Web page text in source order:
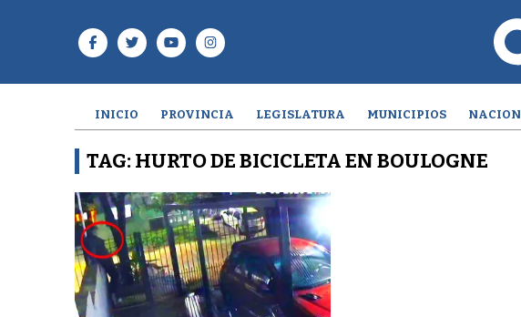
INICIO PROVINCIA LEGISLATURA MUNICIPIOS NACION
TAG: HURTO DE BICICLETA EN BOULOGNE